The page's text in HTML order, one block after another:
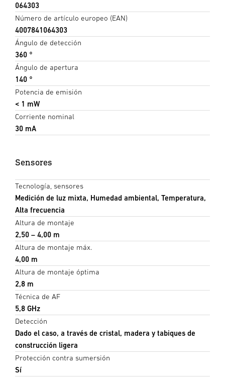
064303
Número de artículo europeo (EAN)
4007841064303
Ángulo de detección
360 °
Ángulo de apertura
140 °
Potencia de emisión
< 1 mW
Corriente nominal
30 mA
Sensores
Tecnología, sensores
Medición de luz mixta, Humedad ambiental, Temperatura,
Alta frecuencia
Altura de montaje
2,50 – 4,00 m
Altura de montaje máx.
4,00 m
Altura de montaje óptima
2,8 m
Técnica de AF
5,8 GHz
Detección
Dado el caso, a través de cristal, madera y tabiques de
construcción ligera
Protección contra sumersión
Sí